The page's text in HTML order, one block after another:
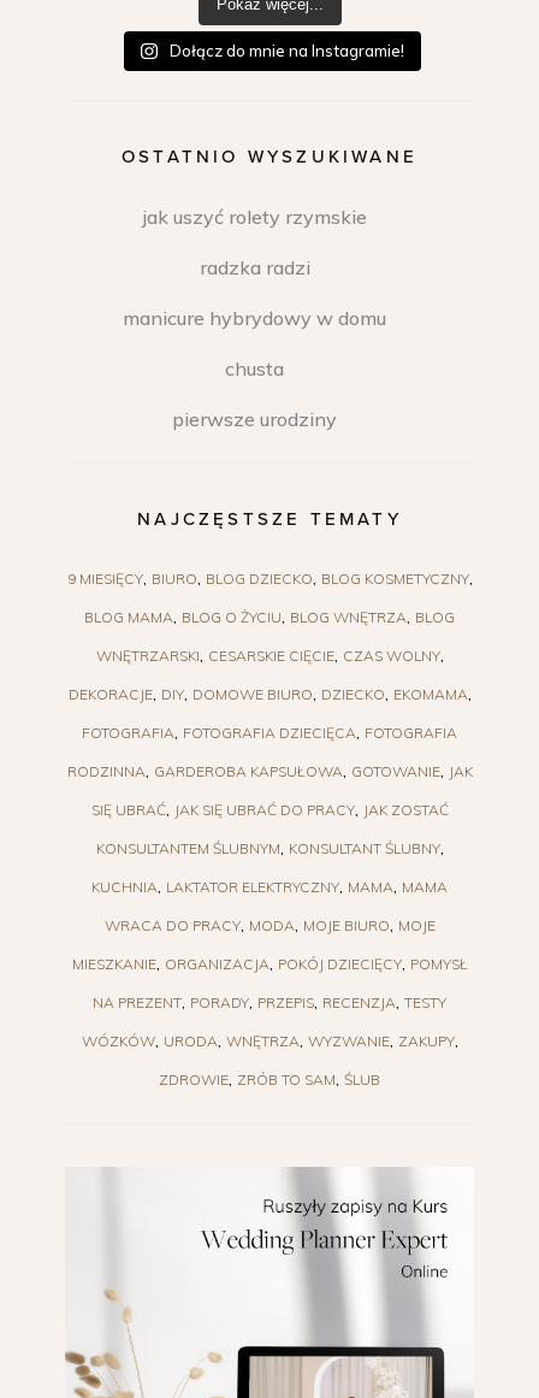
Pokaż więcej...
Dołącz do mnie na Instagramie!
OSTATNIO WYSZUKIWANE
jak uszyć rolety rzymskie
radzka radzi
manicure hybrydowy w domu
chusta
pierwsze urodziny
NAJCZĘSTSZE TEMATY
9 MIESIĘCY BIURO BLOG DZIECKO BLOG KOSMETYCZNY
BLOG MAMA BLOG O ŻYCIU BLOG WNĘTRZA BLOG
WNĘTRZARSKI CESARSKIE CIĘCIE CZAS WOLNY
DEKORACJE DIY DOMOWE BIURO DZIECKO EKOMAMA
FOTOGRAFIA FOTOGRAFIA DZIECIĘCA FOTOGRAFIA
RODZINNA GARDEROBA KAPSUŁOWA GOTOWANIE JAK
SIĘ UBRAĆ JAK SIĘ UBRAĆ DO PRACY JAK ZOSTAĆ
KONSULTANTEM ŚLUBNYM KONSULTANT ŚLUBNY
KUCHNIA LAKTATOR ELEKTRYCZNY MAMA MAMA
WRACA DO PRACY MODA MOJE BIURO MOJE
MIESZKANIE ORGANIZACJA POKÓJ DZIECIĘCY POMYSŁ
NA PREZENT PORADY PRZEPIS RECENZJA TESTY
WÓZKÓW URODA WNĘTRZA WYZWANIE ZAKUPY
ZDROWIE ZRÓB TO SAM ŚLUB